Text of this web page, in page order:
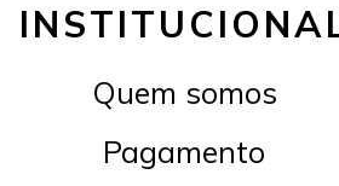
Quem somos
Pagamento